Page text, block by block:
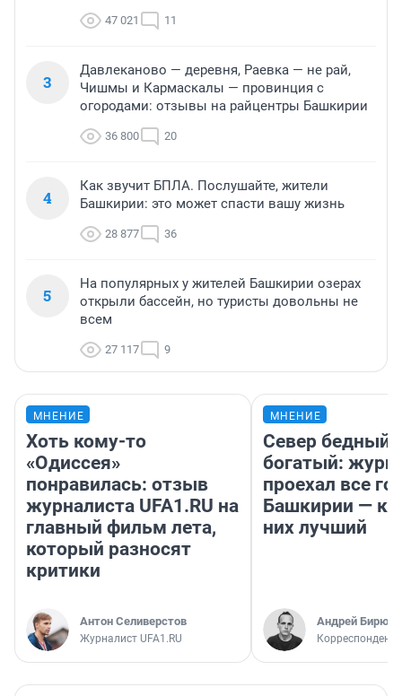
47 021 11
3
Давлеканово — деревня, Раевка — не рай,
Чишмы и Кармаскалы — провинция с
огородами: отзывы на райцентры Башкирии
36 800 20
4
Как звучит БПЛА. Послушайте, жители
Башкирии: это может спасти вашу жизнь
28 877 36
5
На популярных у жителей Башкирии озерах
открыли бассейн, но туристы довольны не
всем
27 117 9
МНЕНИЕ
Хоть кому-то
«Одиссея»
понравилась: отзыв
журналиста UFA1.RU на
главный фильм лета,
который разносят
критики
Антон Селиверстов
Журналист UFA1.RU
МНЕНИЕ
Север бедный,
богатый:
проехал все
Башкирии —
них лучший
Андрей
Корреспондент